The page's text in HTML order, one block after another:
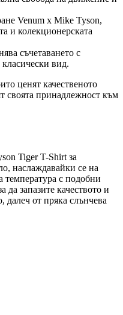
Venum x Mike Tyson,
и колекционерската
съчетаването с
вид.
ценят качественото
своята принадлежност към
Tiger T-Shirt за
наслаждавайки се на
температура с подобни
да запазите качеството и
далеч от пряка слънчева